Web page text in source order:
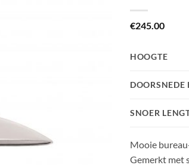
€245.00
HOOGTE
DOORSNEDE
SNOER
Mooie
Gemerkt met